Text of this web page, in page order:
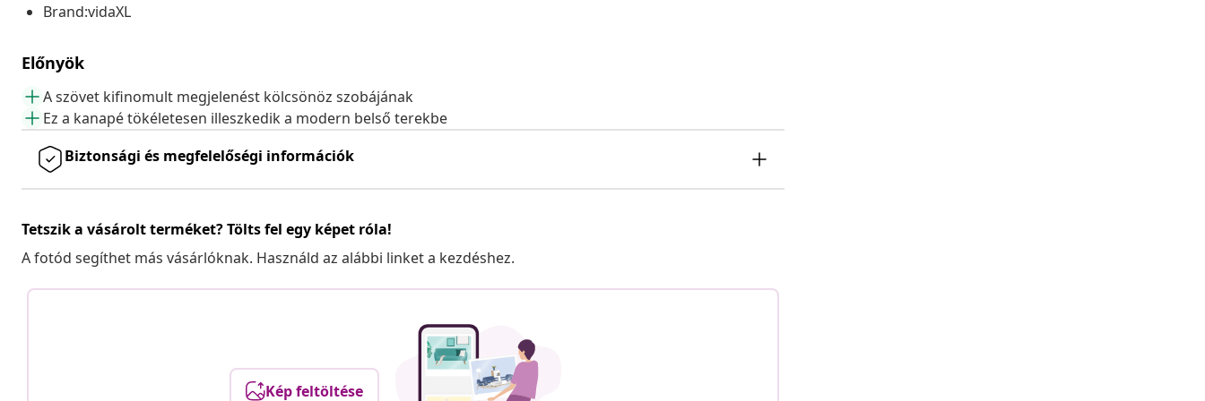
Brand:vidaXL
Előnyök
A szövet kifinomult megjelenést kölcsönöz szobájának
Ez a kanapé tökéletesen illeszkedik a modern belső terekbe
Biztonsági és megfelelőségi információk
Tetszik a vásárolt terméket? Tölts fel egy képet róla!
A fotód segíthet más vásárlóknak. Használd az alábbi linket a kezdéshez.
Kép feltöltése